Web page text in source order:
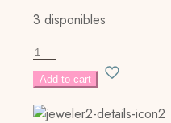
3 disponibles
CHARMING
HOOP
cantidad
Add to cart